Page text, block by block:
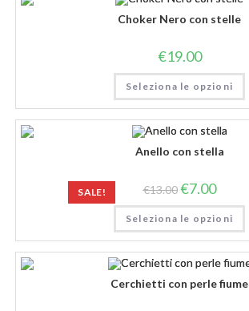
Choker Nero con stelle
€19.00
Seleziona le opzioni
SALE!
Anello con stella
€13.00 €7.00
Seleziona le opzioni
Cerchietti con perle fiume